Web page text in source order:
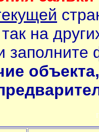
на
заполните